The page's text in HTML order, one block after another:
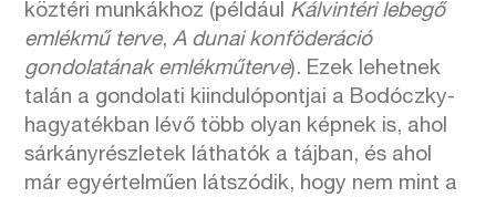
köztéri munkákhoz (például Kálvintéri lebegő
emlékmű terve,A dunai konföderáció
gondolatának emlékműterve). Ezek lehetnek
talán a gondolati kiindulópontjai a Bodóczky-
hagyatékban lévő több olyan képnek is, ahol
sárkányrészletek láthatók a tájban, és ahol
már egyértelműen látszódik, hogy nem mint a